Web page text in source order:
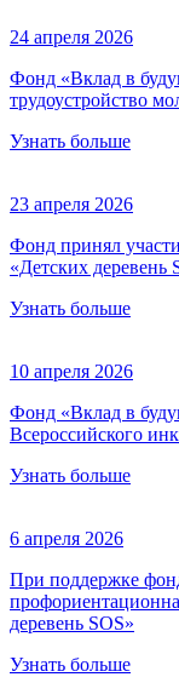
24 апреля 2026
Фонд «Вклад в
трудоустройство
Узнать больше
23 апреля 2026
Фонд принял
«Детских деревень
Узнать больше
10 апреля 2026
Фонд «Вклад в
Всероссийского
Узнать больше
6 апреля 2026
При поддержке
деревень SOS»
Узнать больше